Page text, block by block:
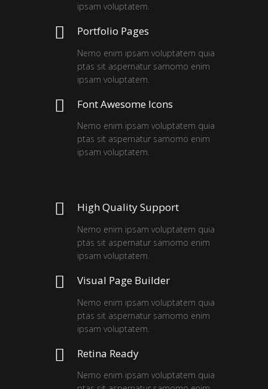
ipsam voluptatem.
Portfolio Pages
Nemo enim ipsam voluptatem quia
ptas sit aspernatur samomo enim
ipsam voluptatem.
Font Awesome Icons
Nemo enim ipsam voluptatem quia
ptas sit aspernatur samomo enim
ipsam voluptatem.
High Quality Support
Nemo enim ipsam voluptatem quia
ptas sit aspernatur samomo enim
ipsam voluptatem.
Visual Page Builder
Nemo enim ipsam voluptatem quia
ptas sit aspernatur samomo enim
ipsam voluptatem.
Retina Ready
Nemo enim ipsam voluptatem quia